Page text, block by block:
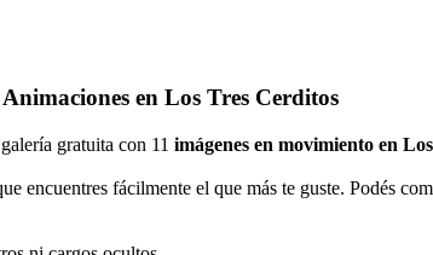
en Los Tres Cerditos
gratuita con 11 imágenes en movimiento en
encuentres fácilmente el que más te guste. Podés